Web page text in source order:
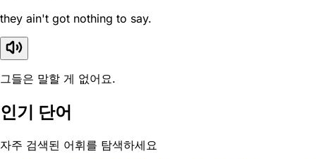
they ain't got nothing to say.
그들은 말할 게 없어요.
인기 단어
자주 검색된 어휘를 탐색하세요